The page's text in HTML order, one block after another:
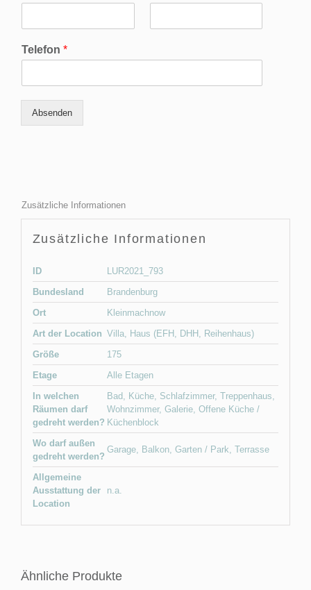
Telefon *
Absenden
Zusätzliche Informationen
Zusätzliche Informationen
ID
LUR2021_793
Bundesland
Brandenburg
Ort
Kleinmachnow
Art der Location Villa, Haus (EFH, DHH, Reihenhaus)
Größe
175
Etage
Alle Etagen
In welchen
Räumen darf
gedreht werden?
Bad, Küche, Schlafzimmer, Treppenhaus,
Wohnzimmer, Galerie, Offene Küche /
Küchenblock
Wo darf außen
gedreht werden?
Garage, Balkon, Garten / Park, Terrasse
Allgemeine
Ausstattung der
Location
n.a.
Ähnliche Produkte